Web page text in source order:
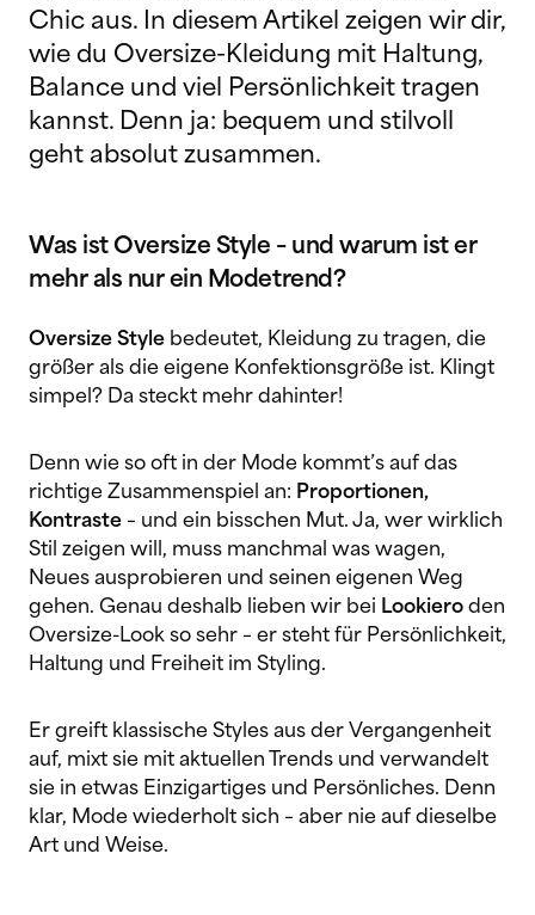
Chic aus. In diesem Artikel zeigen wir dir,
wie du Oversize-Kleidung mit Haltung,
Balance und viel Persönlichkeit tragen
kannst. Denn ja: bequem und stilvoll
geht absolut zusammen.
Was ist Oversize Style – und warum ist er
mehr als nur ein Modetrend?
Oversize Style bedeutet, Kleidung zu tragen, die
größer als die eigene Konfektionsgröße ist. Klingt
simpel? Da steckt mehr dahinter!
Denn wie so oft in der Mode kommt’s auf das
richtige Zusammenspiel an: Proportionen,
Kontraste – und ein bisschen Mut. Ja, wer wirklich
Stil zeigen will, muss manchmal was wagen,
Neues ausprobieren und seinen eigenen Weg
gehen. Genau deshalb lieben wir bei Lookiero den
Oversize-Look so sehr – er steht für Persönlichkeit,
Haltung und Freiheit im Styling.
Er greift klassische Styles aus der Vergangenheit
auf, mixt sie mit aktuellen Trends und verwandelt
sie in etwas Einzigartiges und Persönliches. Denn
klar, Mode wiederholt sich – aber nie auf dieselbe
Art und Weise.